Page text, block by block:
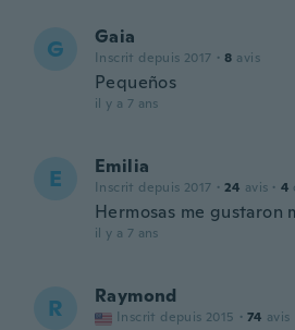
G Gaia
Inscrit depuis 2017 · 8 avis
Pequeños
il y a 7 ans
E Emilia
Inscrit depuis 2017 · 24 avis · 4
Hermosas me gustaron
il y a 7 ans
R Raymond
Inscrit depuis 2015 · 74 avis